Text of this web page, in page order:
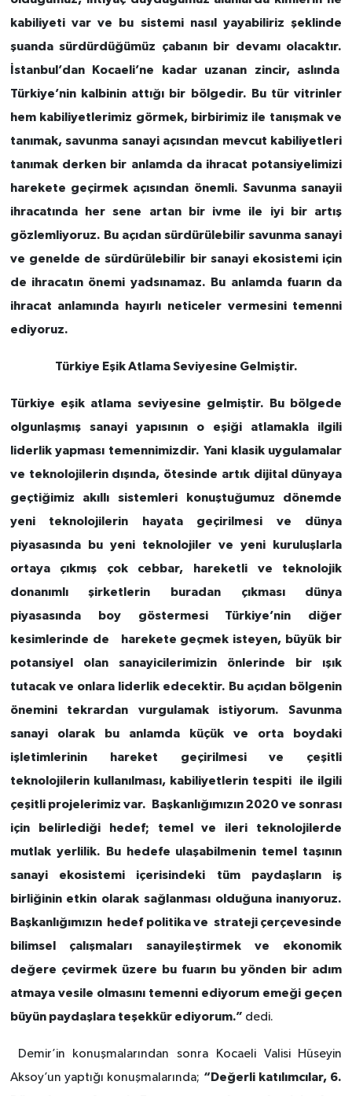
kabiliyeti var ve bu sistemi nasıl yayabiliriz şeklinde
şuanda sürdürdüğümüz çabanın bir devamı olacaktır.
İstanbul’dan Kocaeli’ne kadar uzanan zincir, aslında
Türkiye’nin kalbinin attığı bir bölgedir. Bu tür vitrinler
hem kabiliyetlerimiz görmek, birbirimiz ile tanışmak ve
tanımak, savunma sanayi açısından mevcut kabiliyetleri
tanımak derken bir anlamda da ihracat potansiyelimizi
harekete geçirmek açısından önemli. Savunma sanayii
ihracatında her sene artan bir ivme ile iyi bir artış
gözlemliyoruz. Bu açıdan sürdürülebilir savunma sanayi
ve genelde de sürdürülebilir bir sanayi ekosistemi için
de ihracatın önemi yadsınamaz. Bu anlamda fuarın da
ihracat anlamında hayırlı neticeler vermesini temenni
ediyoruz.
Türkiye Eşik Atlama Seviyesine Gelmiştir.
Türkiye eşik atlama seviyesine gelmiştir. Bu bölgede
olgunlaşmış sanayi yapısının o eşiği atlamakla ilgili
liderlik yapması temennimizdir. Yani klasik uygulamalar
ve teknolojilerin dışında, ötesinde artık dijital dünyaya
geçtiğimiz akıllı sistemleri konuştuğumuz dönemde
yeni teknolojilerin hayata geçirilmesi ve dünya
piyasasında bu yeni teknolojiler ve yeni kuruluşlarla
ortaya çıkmış çok cebbar, hareketli ve teknolojik
donanımlı şirketlerin buradan çıkması dünya
piyasasında boy göstermesi Türkiye’nin diğer
kesimlerinde de harekete geçmek isteyen, büyük bir
potansiyel olan sanayicilerimizin önlerinde bir ışık
tutacak ve onlara liderlik edecektir. Bu açıdan bölgenin
önemini tekrardan vurgulamak istiyorum. Savunma
sanayi olarak bu anlamda küçük ve orta boydaki
işletimlerinin hareket geçirilmesi ve çeşitli
teknolojilerin kullanılması, kabiliyetlerin tespiti ile ilgili
çeşitli projelerimiz var. Başkanlığımızın 2020 ve sonrası
için belirlediği hedef; temel ve ileri teknolojilerde
mutlak yerlilik. Bu hedefe ulaşabilmenin temel taşının
sanayi ekosistemi içerisindeki tüm paydaşların iş
birliğinin etkin olarak sağlanması olduğuna inanıyoruz.
Başkanlığımızın hedef politika ve strateji çerçevesinde
bilimsel çalışmaları sanayileştirmek ve ekonomik
değere çevirmek üzere bu fuarın bu yönden bir adım
atmaya vesile olmasını temenni ediyorum emeği geçen
büyün paydaşlara teşekkür ediyorum.” dedi.
Demir’in konuşmalarından sonra Kocaeli Valisi Hüseyin
Aksoy’un yaptığı konuşmalarında; “Değerli katılımcılar, 6.